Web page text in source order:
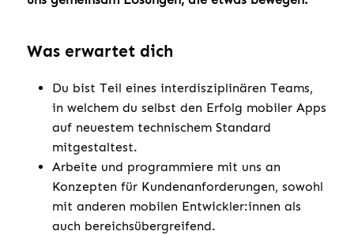
Was erwartet dich
Du bist Teil eines interdisziplinären Teams,
in welchem du selbst den Erfolg mobiler Apps
auf neuestem technischem Standard
mitgestaltest.
Arbeite und programmiere mit uns an
Konzepten für Kundenanforderungen, sowohl
mit anderen mobilen Entwickler:innen als
auch bereichsübergreifend.